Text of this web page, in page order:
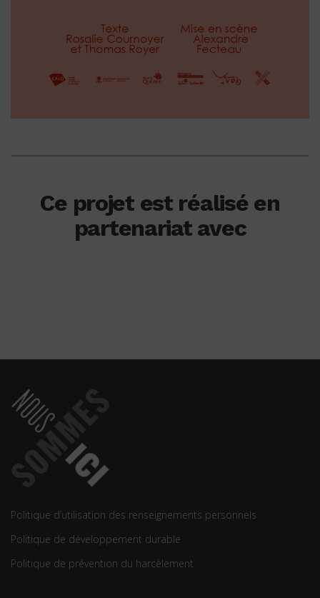
Ce projet est réalisé en
partenariat avec
Politique d’utilisation des renseignements personnels
Politique de développement durable
Politique de prévention du harcèlement